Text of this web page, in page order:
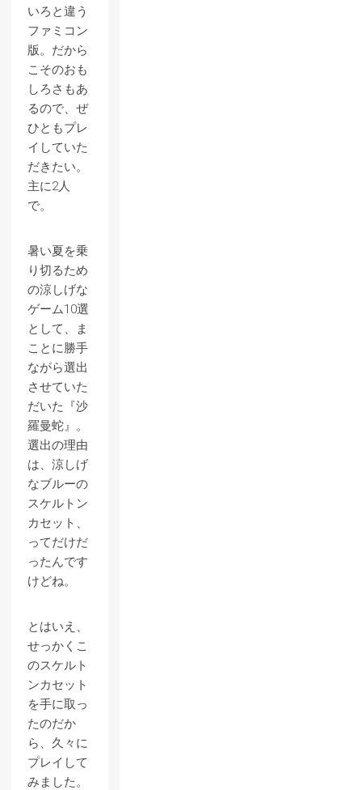
いろと違う
ファミコン
版。だから
こそのおも
しろさもあ
るので、ぜ
ひともプレ
イしていた
だきたい。
主に2人
で。
暑い夏を乗
り切るため
の涼しげな
ゲーム10選
として、ま
ことに勝手
ながら選出
させていた
だいた『沙
羅曼蛇』。
選出の理由
は、涼しげ
なブルーの
スケルトン
カセット、
ってだけだ
ったんです
けどね。
とはいえ、
せっかくこ
のスケルト
ンカセット
を手に取っ
たのだか
ら、久々に
プレイして
みました。